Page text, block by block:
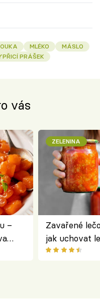
MLÉKO
MÁSLO
PRÁŠEK
vás
–
ZELENINA
Zavařené
jak uchovat